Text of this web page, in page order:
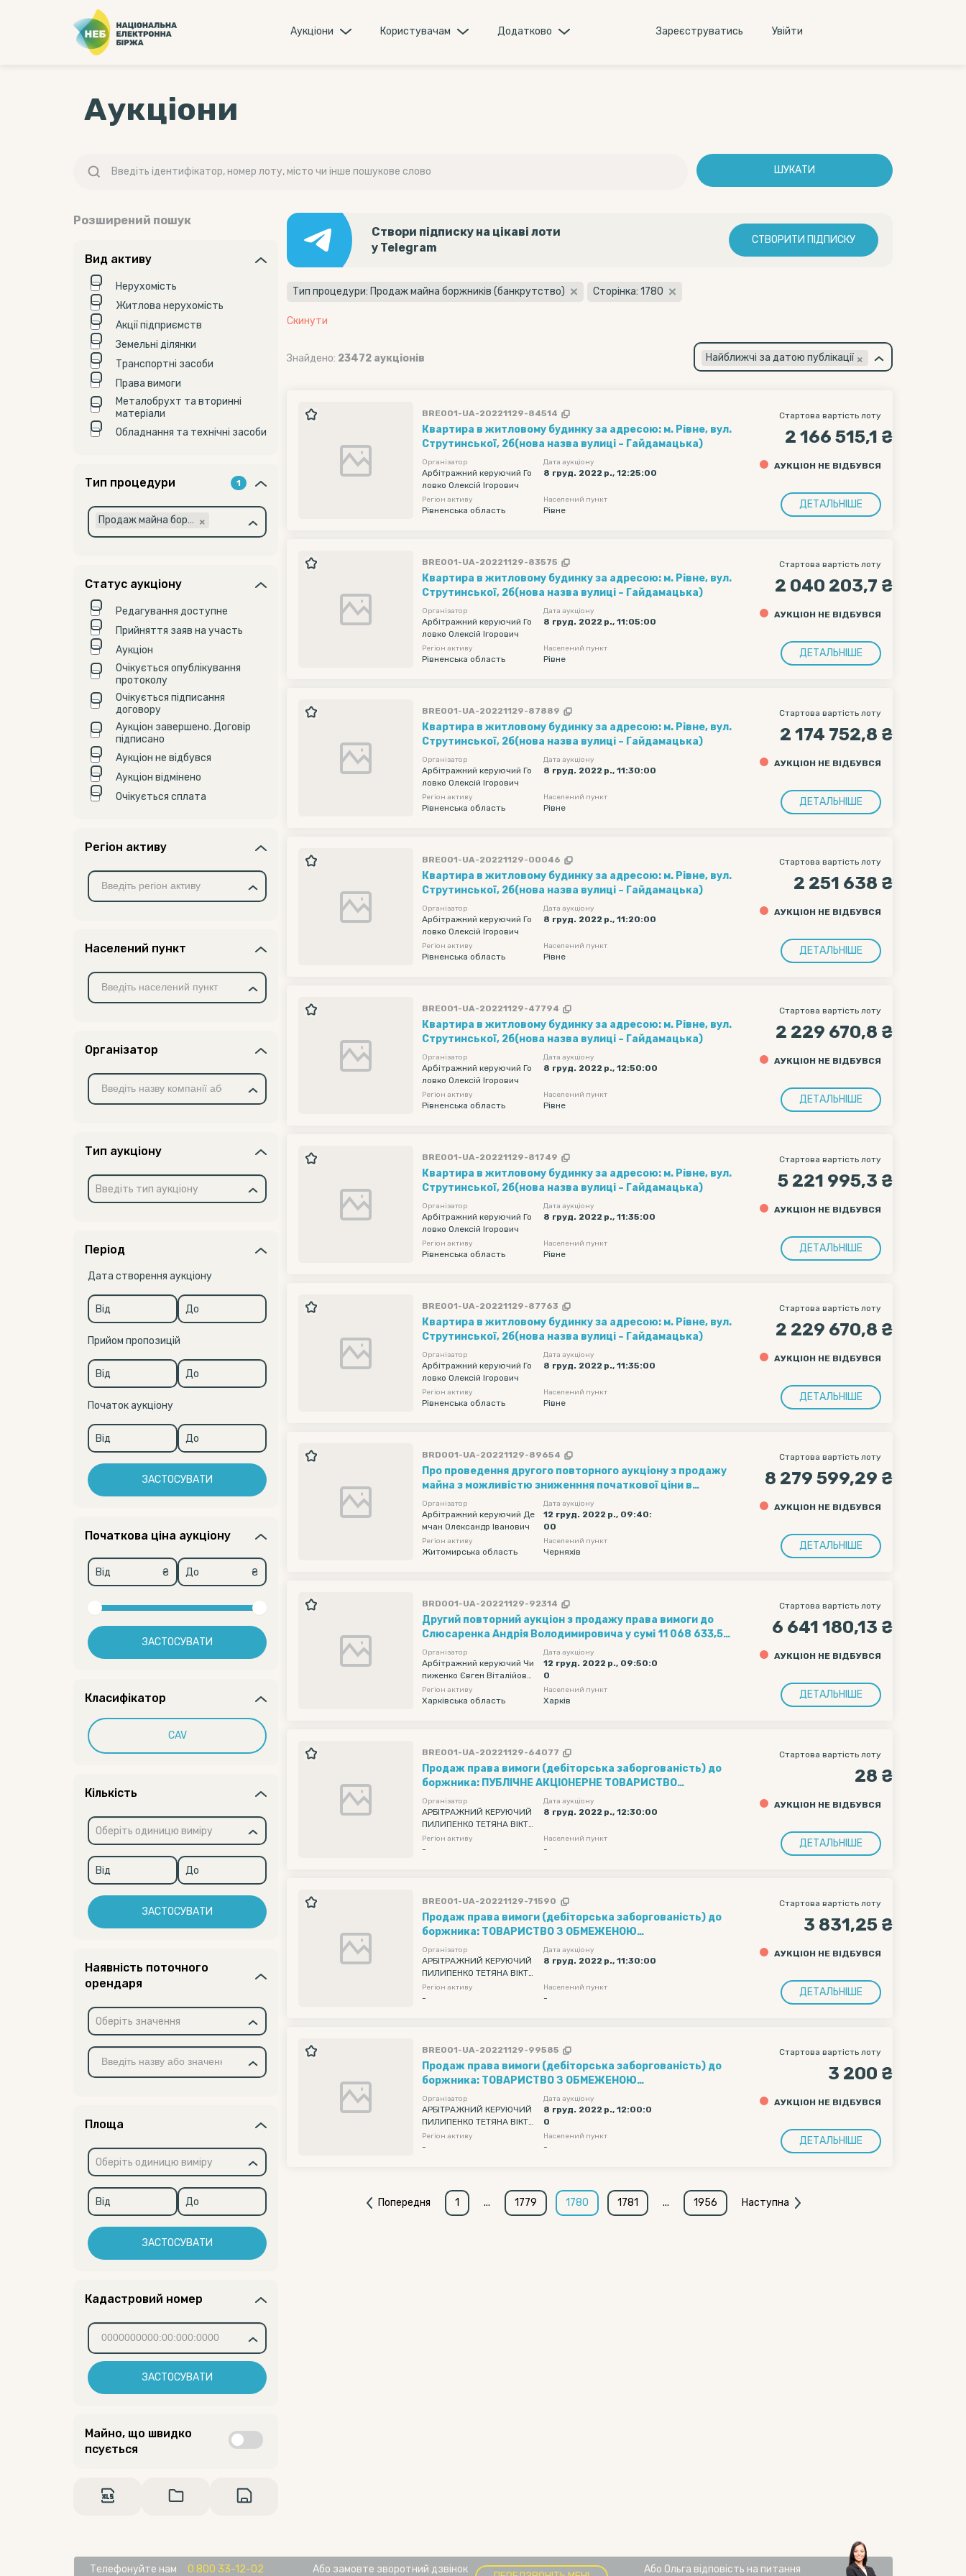
Аукцiони Користувачам Додатково Зареєструватись Увiйти
Аукціони
ШУКАТИ
Розширений пошук
Вид активу
Нерухомість
Житлова нерухомість
Акції підприємств
Земельні ділянки
Транспортні засоби
Права вимоги
Металобрухт та вторинні
матеріали
Обладнання та технічні засоби
Тип процедури 1
×
Продаж майна боржників (банкрутство)
Статус аукціону
Редагування доступне
Прийняття заяв на участь
Аукціон
Очікується опублікування
протоколу
Очікується підписання
договору
Аукціон завершено. Договір
підписано
Аукціон не відбувся
Аукціон відмінено
Очікується сплата
Регіон активу
Населений пункт
Організатор
Тип аукціону
Введіть тип аукціону
Період
Дата створення аукціону
Прийом пропозицій
Початок аукціону
ЗАСТОСУВАТИ
Початкова ціна аукціону
₴ ₴
ЗАСТОСУВАТИ
Класифікатор
CAV
Кількість
Оберіть одиницю виміру
ЗАСТОСУВАТИ
Наявність поточного
орендаря
Оберіть значення
Площа
Оберіть одиницю виміру
ЗАСТОСУВАТИ
Кадастровий номер
ЗАСТОСУВАТИ
Майно, що швидко
псується
Створи підписку на цікаві лоти
у Telegram
СТВОРИТИ ПІДПИСКУ
Тип процедури: Продаж майна боржників (банкрутство) Сторінка: 1780
Скинути
Знайдено: 23472 аукціонів ×
Найближчі за датою публікації
BRE001-UA-20221129-84514
Квартира в житловому будинку за адресою: м. Рівне, вул.
Струтинської, 2б(нова назва вулиці – Гайдамацька)
Стартова вартість лоту
2 166 515,1 ₴
Організатор
Арбітражний керуючий Го
ловко Олексій Ігорович
Дата аукціону
8 груд. 2022 р., 12:25:00
Регіон активу
Рівненська область
Населений пункт
Рівне
АУКЦІОН НЕ ВІДБУВСЯ
ДЕТАЛЬНІШЕ
BRE001-UA-20221129-83575
Квартира в житловому будинку за адресою: м. Рівне, вул.
Струтинської, 2б(нова назва вулиці – Гайдамацька)
Стартова вартість лоту
2 040 203,7 ₴
Організатор
Арбітражний керуючий Го
ловко Олексій Ігорович
Дата аукціону
8 груд. 2022 р., 11:05:00
Регіон активу
Рівненська область
Населений пункт
Рівне
АУКЦІОН НЕ ВІДБУВСЯ
ДЕТАЛЬНІШЕ
BRE001-UA-20221129-87889
Квартира в житловому будинку за адресою: м. Рівне, вул.
Струтинської, 2б(нова назва вулиці – Гайдамацька)
Стартова вартість лоту
2 174 752,8 ₴
Організатор
Арбітражний керуючий Го
ловко Олексій Ігорович
Дата аукціону
8 груд. 2022 р., 11:30:00
Регіон активу
Рівненська область
Населений пункт
Рівне
АУКЦІОН НЕ ВІДБУВСЯ
ДЕТАЛЬНІШЕ
BRE001-UA-20221129-00046
Квартира в житловому будинку за адресою: м. Рівне, вул.
Струтинської, 2б(нова назва вулиці – Гайдамацька)
Стартова вартість лоту
2 251 638 ₴
Організатор
Арбітражний керуючий Го
ловко Олексій Ігорович
Дата аукціону
8 груд. 2022 р., 11:20:00
Регіон активу
Рівненська область
Населений пункт
Рівне
АУКЦІОН НЕ ВІДБУВСЯ
ДЕТАЛЬНІШЕ
BRE001-UA-20221129-47794
Квартира в житловому будинку за адресою: м. Рівне, вул.
Струтинської, 2б(нова назва вулиці – Гайдамацька)
Стартова вартість лоту
2 229 670,8 ₴
Організатор
Арбітражний керуючий Го
ловко Олексій Ігорович
Дата аукціону
8 груд. 2022 р., 12:50:00
Регіон активу
Рівненська область
Населений пункт
Рівне
АУКЦІОН НЕ ВІДБУВСЯ
ДЕТАЛЬНІШЕ
BRE001-UA-20221129-81749
Квартира в житловому будинку за адресою: м. Рівне, вул.
Струтинської, 2б(нова назва вулиці – Гайдамацька)
Стартова вартість лоту
5 221 995,3 ₴
Організатор
Арбітражний керуючий Го
ловко Олексій Ігорович
Дата аукціону
8 груд. 2022 р., 11:35:00
Регіон активу
Рівненська область
Населений пункт
Рівне
АУКЦІОН НЕ ВІДБУВСЯ
ДЕТАЛЬНІШЕ
BRE001-UA-20221129-87763
Квартира в житловому будинку за адресою: м. Рівне, вул.
Струтинської, 2б(нова назва вулиці – Гайдамацька)
Стартова вартість лоту
2 229 670,8 ₴
Організатор
Арбітражний керуючий Го
ловко Олексій Ігорович
Дата аукціону
8 груд. 2022 р., 11:35:00
Регіон активу
Рівненська область
Населений пункт
Рівне
АУКЦІОН НЕ ВІДБУВСЯ
ДЕТАЛЬНІШЕ
BRD001-UA-20221129-89654
Про проведення другого повторного аукціону з продажу
майна з можливістю зниженння початкової ціни в
процедурі банкрутства ТОВ "Бестом", код 35235769,
порушеній господарським судом м. Києва, справа
№910/17629/18
Стартова вартість лоту
8 279 599,29 ₴
Організатор
Арбітражний керуючий Де
мчан Олександр Іванович
Дата аукціону
12 груд. 2022 р., 09:40:
00
Регіон активу
Житомирська область
Населений пункт
Черняхів
АУКЦІОН НЕ ВІДБУВСЯ
ДЕТАЛЬНІШЕ
BRD001-UA-20221129-92314
Другий повторний аукціон з продажу права вимоги до
Слюсаренка Андрія Володимировича у сумі 11 068 633,55
грн. (з можливістю зниження початкової ціни).
Стартова вартість лоту
6 641 180,13 ₴
Організатор
Арбітражний керуючий Чи
пиженко Євген Віталійови
ч
Дата аукціону
12 груд. 2022 р., 09:50:0
0
Регіон активу
Харківська область
Населений пункт
Харків
АУКЦІОН НЕ ВІДБУВСЯ
ДЕТАЛЬНІШЕ
BRE001-UA-20221129-64077
Продаж права вимоги (дебіторська заборгованість) до
боржника: ПУБЛІЧНЕ АКЦІОНЕРНЕ ТОВАРИСТВО
"УМАНЬАВТОДОР" (ПАТ "УМАНЬАВТОДОР"),
Ідентифікаційний код: 14196857 в сумі 35,00 грн.
Стартова вартість лоту
28 ₴
Організатор
АРБІТРАЖНИЙ КЕРУЮЧИЙ
ПИЛИПЕНКО ТЕТЯНА ВІКТО
РІВНА
Дата аукціону
8 груд. 2022 р., 12:30:00
Регіон активу
-
Населений пункт
-
АУКЦІОН НЕ ВІДБУВСЯ
ДЕТАЛЬНІШЕ
BRE001-UA-20221129-71590
Продаж права вимоги (дебіторська заборгованість) до
боржника: ТОВАРИСТВО З ОБМЕЖЕНОЮ
ВІДПОВІДАЛЬНІСТЮ "ПРОМИСЛОВО-ФІНАНСОВА ГРУПА
"УКР МЕТ" (ТОВ "ПФГ "УКР МЕТ"), Ідентифікаційний код:
35375211 в сумі 4789,06 грн.
Стартова вартість лоту
3 831,25 ₴
Організатор
АРБІТРАЖНИЙ КЕРУЮЧИЙ
ПИЛИПЕНКО ТЕТЯНА ВІКТО
РІВНА
Дата аукціону
8 груд. 2022 р., 11:30:00
Регіон активу
-
Населений пункт
-
АУКЦІОН НЕ ВІДБУВСЯ
ДЕТАЛЬНІШЕ
BRE001-UA-20221129-99585
Продаж права вимоги (дебіторська заборгованість) до
боржника: ТОВАРИСТВО З ОБМЕЖЕНОЮ
ВІДПОВІДАЛЬНІСТЮ "ТРАНС-І.Ф." (ТОВ "ТРАНС-І.Ф."),
Ідентифікаційний код: 36773998 в сумі 4000 грн.
Стартова вартість лоту
3 200 ₴
Організатор
АРБІТРАЖНИЙ КЕРУЮЧИЙ
ПИЛИПЕНКО ТЕТЯНА ВІКТО
РІВНА
Дата аукціону
8 груд. 2022 р., 12:00:0
0
Регіон активу
-
Населений пункт
-
АУКЦІОН НЕ ВІДБУВСЯ
ДЕТАЛЬНІШЕ
Попередня 1 ... 1779 1780 1781 ... 1956 Наступна
Телефонуйте нам 0 800 33-12-02 Або замовте зворотний дзвінок Або Ольга відповість на питання